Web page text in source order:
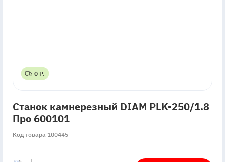
0 Р.
0 Р.
Станок камнерезный DIAM PLK-250/1.8
Про 600101
Код товара 100445